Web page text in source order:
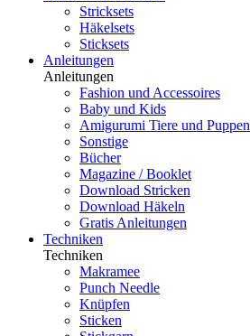
Stricksets
Häkelsets
Sticksets
Anleitungen
Anleitungen
Fashion und Accessoires
Baby und Kids
Amigurumi Tiere und Puppen
Sonstige
Bücher
Magazine / Booklet
Download Stricken
Download Häkeln
Gratis Anleitungen
Techniken
Techniken
Makramee
Punch Needle
Knüpfen
Sticken